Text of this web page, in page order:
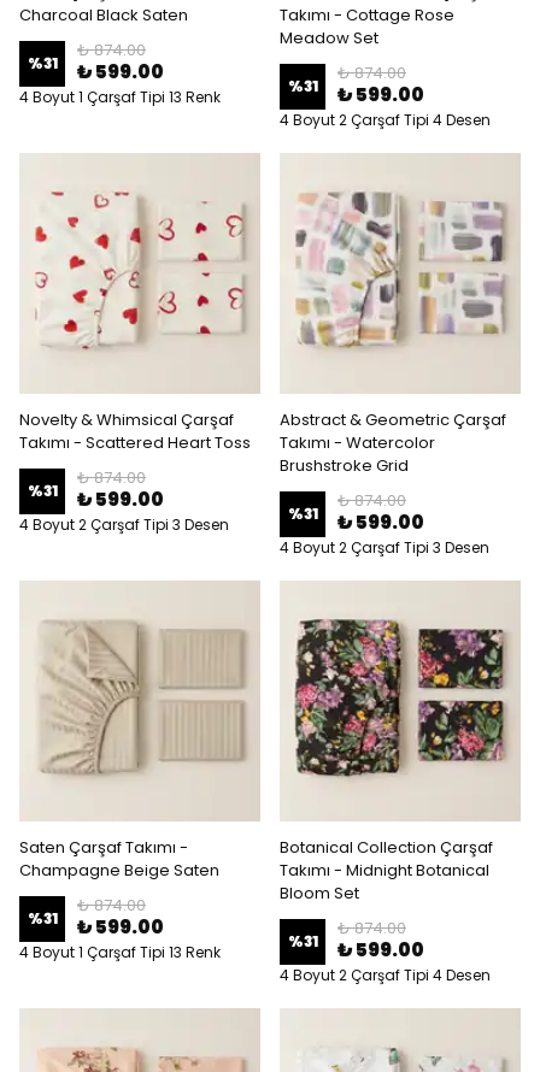
Charcoal Black Saten
%31
₺ 874.00
₺ 599.00
4 Boyut 1 Çarşaf Tipi 13 Renk
Takımı - Cottage Rose
Meadow Set
%31
₺ 874.00
₺ 599.00
4 Boyut 2 Çarşaf Tipi 4 Desen
Novelty & Whimsical Çarşaf
Takımı - Scattered Heart Toss
%31
₺ 874.00
₺ 599.00
4 Boyut 2 Çarşaf Tipi 3 Desen
Abstract & Geometric Çarşaf
Takımı - Watercolor
Brushstroke Grid
%31
₺ 874.00
₺ 599.00
4 Boyut 2 Çarşaf Tipi 3 Desen
Saten Çarşaf Takımı -
Champagne Beige Saten
%31
₺ 874.00
₺ 599.00
4 Boyut 1 Çarşaf Tipi 13 Renk
Botanical Collection Çarşaf
Takımı - Midnight Botanical
Bloom Set
%31
₺ 874.00
₺ 599.00
4 Boyut 2 Çarşaf Tipi 4 Desen